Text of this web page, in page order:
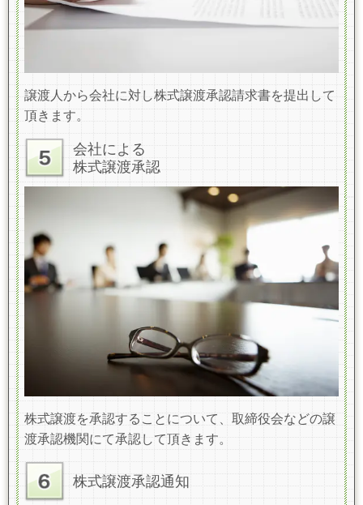
譲渡人から会社に対し株式譲渡承認請求書を提出して
頂きます。
会社による
株式譲渡承認
株式譲渡を承認することについて、取締役会などの譲
渡承認機関にて承認して頂きます。
株式譲渡承認通知